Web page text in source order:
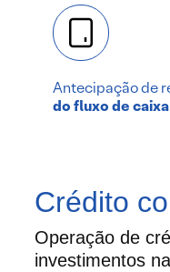
Antecipação de
do fluxo de caixa
Crédito
Operação de
investimentos